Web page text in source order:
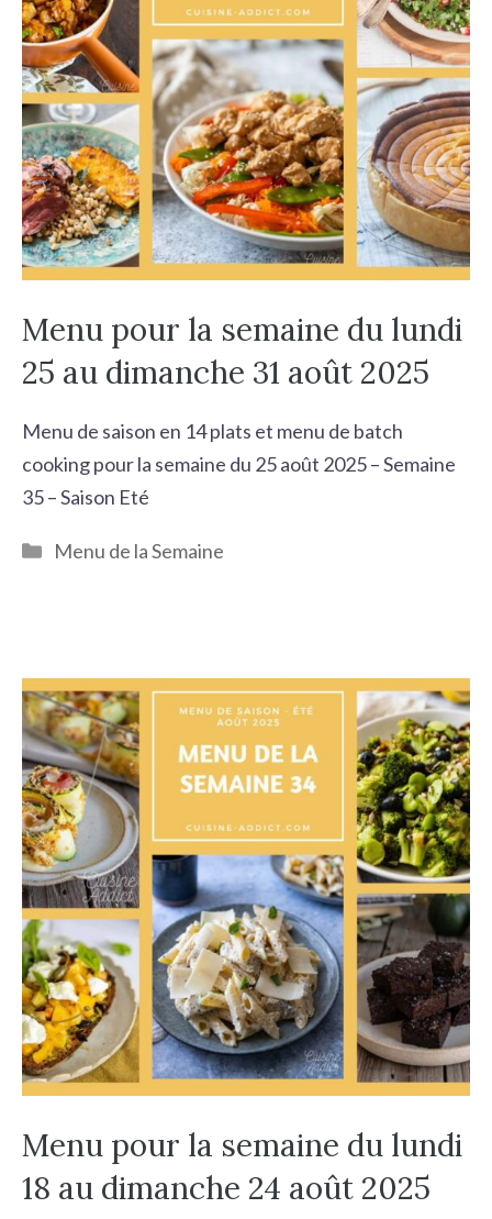
Menu pour la semaine du lundi
25 au dimanche 31 août 2025
Menu de saison en 14 plats et menu de batch
cooking pour la semaine du 25 août 2025 – Semaine
35 – Saison Eté
Catégories
Menu de la Semaine
Menu pour la semaine du lundi
18 au dimanche 24 août 2025